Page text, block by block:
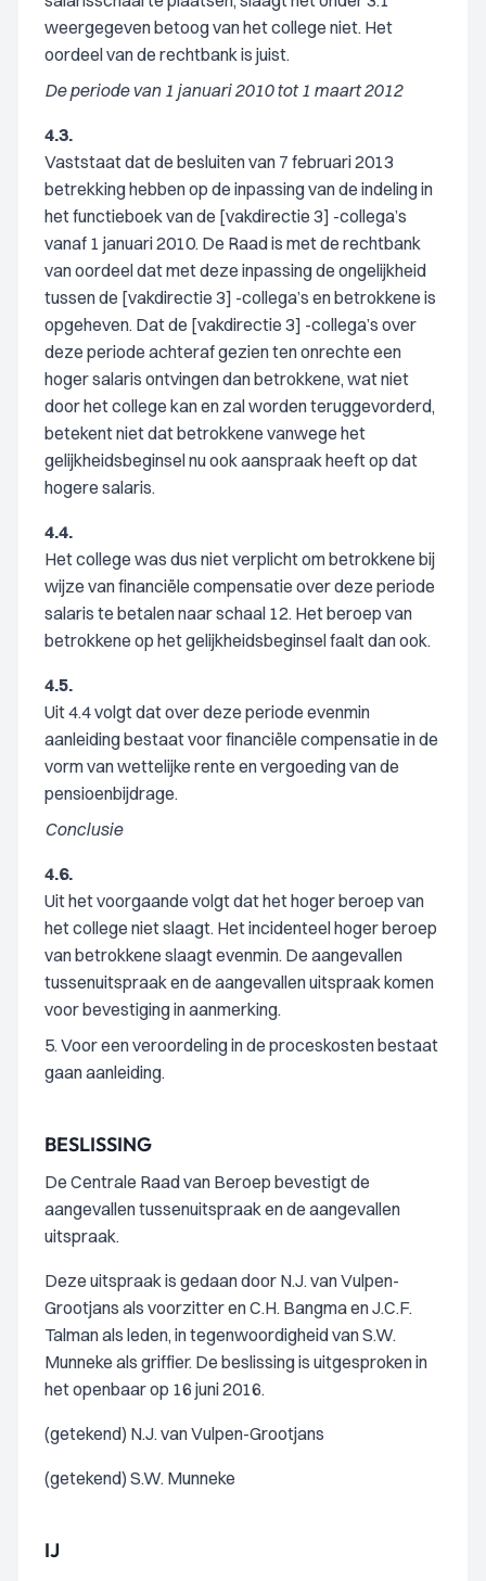
weergegeven betoog van het college niet. Het
oordeel van de rechtbank is juist.
De periode van 1 januari 2010 tot 1 maart 2012
4.3.
Vaststaat dat de besluiten van 7 februari 2013
betrekking hebben op de inpassing van de indeling in
het functieboek van de [vakdirectie 3] -collega’s
vanaf 1 januari 2010. De Raad is met de rechtbank
van oordeel dat met deze inpassing de ongelijkheid
tussen de [vakdirectie 3] -collega’s en betrokkene is
opgeheven. Dat de [vakdirectie 3] -collega’s over
deze periode achteraf gezien ten onrechte een
hoger salaris ontvingen dan betrokkene, wat niet
door het college kan en zal worden teruggevorderd,
betekent niet dat betrokkene vanwege het
gelijkheidsbeginsel nu ook aanspraak heeft op dat
hogere salaris.
4.4.
Het college was dus niet verplicht om betrokkene bij
wijze van financiële compensatie over deze periode
salaris te betalen naar schaal 12. Het beroep van
betrokkene op het gelijkheidsbeginsel faalt dan ook.
4.5.
Uit 4.4 volgt dat over deze periode evenmin
aanleiding bestaat voor financiële compensatie in de
vorm van wettelijke rente en vergoeding van de
pensioenbijdrage.
Conclusie
4.6.
Uit het voorgaande volgt dat het hoger beroep van
het college niet slaagt. Het incidenteel hoger beroep
van betrokkene slaagt evenmin. De aangevallen
tussenuitspraak en de aangevallen uitspraak komen
voor bevestiging in aanmerking.
5. Voor een veroordeling in de proceskosten bestaat
gaan aanleiding.
BESLISSING
De Centrale Raad van Beroep bevestigt de
aangevallen tussenuitspraak en de aangevallen
uitspraak.
Deze uitspraak is gedaan door N.J. van Vulpen-
Grootjans als voorzitter en C.H. Bangma en J.C.F.
Talman als leden, in tegenwoordigheid van S.W.
Munneke als griffier. De beslissing is uitgesproken in
het openbaar op 16 juni 2016.
(getekend) N.J. van Vulpen-Grootjans
(getekend) S.W. Munneke
IJ